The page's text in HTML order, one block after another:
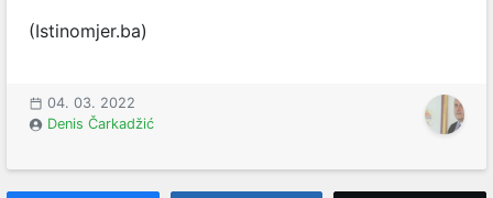
(Istinomjer.ba)
04. 03. 2022
Denis Čarkadžić